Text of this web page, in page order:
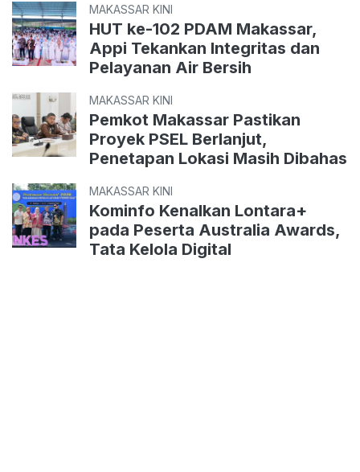
MAKASSAR KINI
HUT ke-102 PDAM Makassar,
Appi Tekankan Integritas dan
Pelayanan Air Bersih
MAKASSAR KINI
Pemkot Makassar Pastikan
Proyek PSEL Berlanjut,
Penetapan Lokasi Masih Dibahas
MAKASSAR KINI
Kominfo Kenalkan Lontara+
pada Peserta Australia Awards,
Tata Kelola Digital